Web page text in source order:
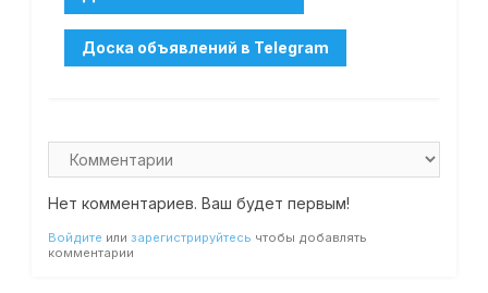
Нет комментариев. Ваш будет первым!
Войдите или зарегистрируйтесь чтобы добавлять
комментарии